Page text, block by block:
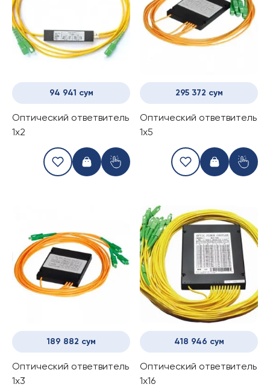
94 941 сум
Оптический ответвитель
1x2
295 372 сум
Оптический ответвитель
1x5
189 882 сум
Оптический ответвитель
1x3
418 946 сум
Оптический ответвитель
1x16